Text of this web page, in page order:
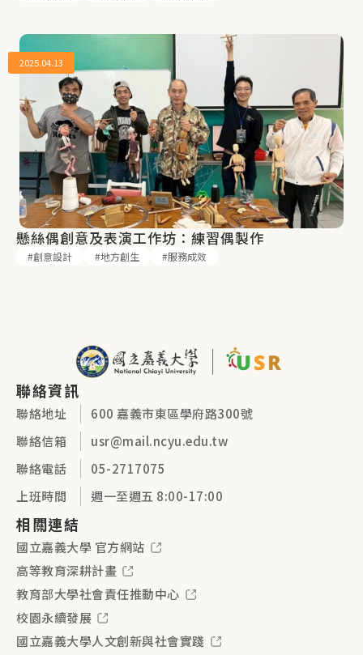
懸絲偶創意及表演工作坊：練習偶製作
創意設計 地方創生 服務成效
2025.04.13
聯絡資訊
聯絡地址
600 嘉義市東區學府路300號
聯絡信箱
usr@mail.ncyu.edu.tw
聯絡電話
05-2717075
上班時間
週一至週五 8:00-17:00
相關連結
國立嘉義大學 官方網站
高等教育深耕計畫
教育部大學社會責任推動中心
校園永續發展
國立嘉義大學人文創新與社會實踐